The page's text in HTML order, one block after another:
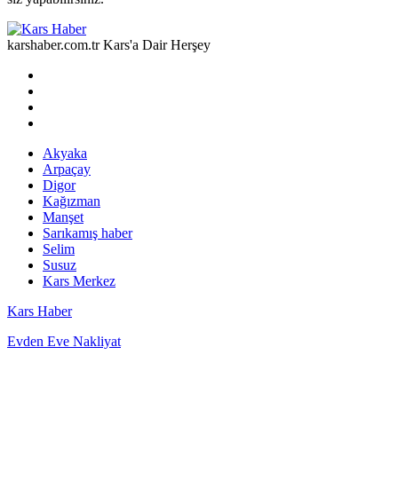
karshaber.com.tr Kars'a Dair Herşey
Akyaka
Arpaçay
Digor
Kağızman
Manşet
Sarıkamış haber
Selim
Susuz
Kars Merkez
Kars Haber
Evden Eve Nakliyat